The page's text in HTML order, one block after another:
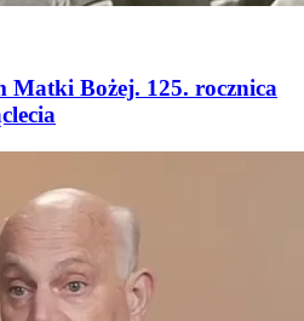
Matki Bożej. 125. rocznica